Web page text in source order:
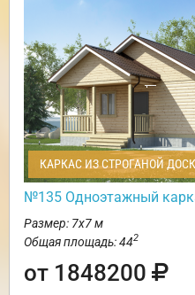
КАРКАС ИЗ СТРОГАНОЙ
№135 Одноэтажный
Размер: 7х7 м
Общая площадь: 442
от 1848200